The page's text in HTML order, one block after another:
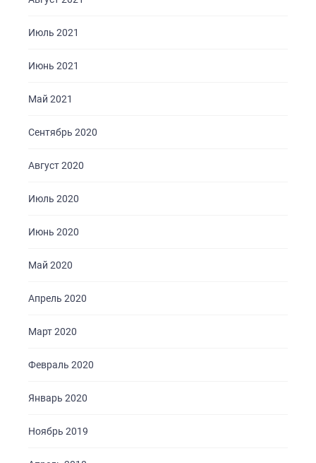
Июль 2021
Июнь 2021
Май 2021
Сентябрь 2020
Август 2020
Июль 2020
Июнь 2020
Май 2020
Апрель 2020
Март 2020
Февраль 2020
Январь 2020
Ноябрь 2019